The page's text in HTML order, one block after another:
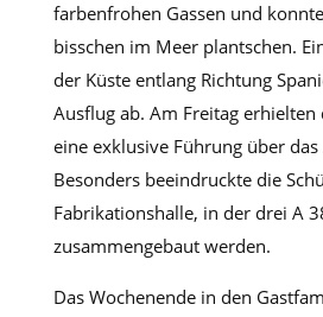
farbenfrohen Gassen und
bisschen im Meer plantschen.
der Küste entlang Richtung
Ausflug ab. Am Freitag erhielten
eine exklusive Führung über
Besonders beeindruckte die
Fabrikationshalle, in der drei A
zusammengebaut werden.
Das Wochenende in den